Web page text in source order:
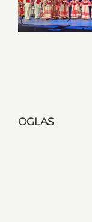
OGLAS